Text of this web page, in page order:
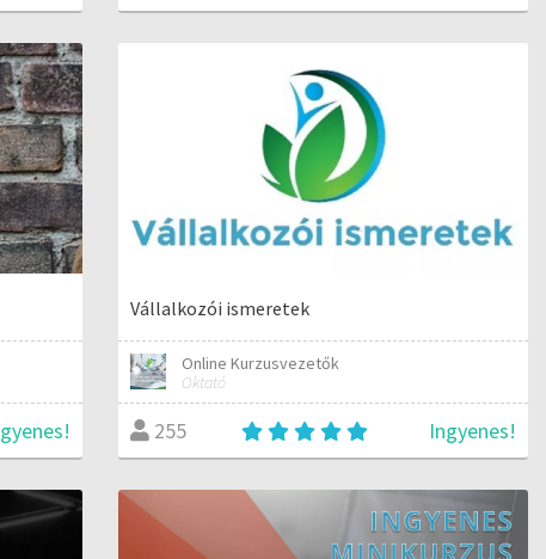
Vállalkozói ismeretek
Online Kurzusvezetők
Oktató
255 Ingyenes!